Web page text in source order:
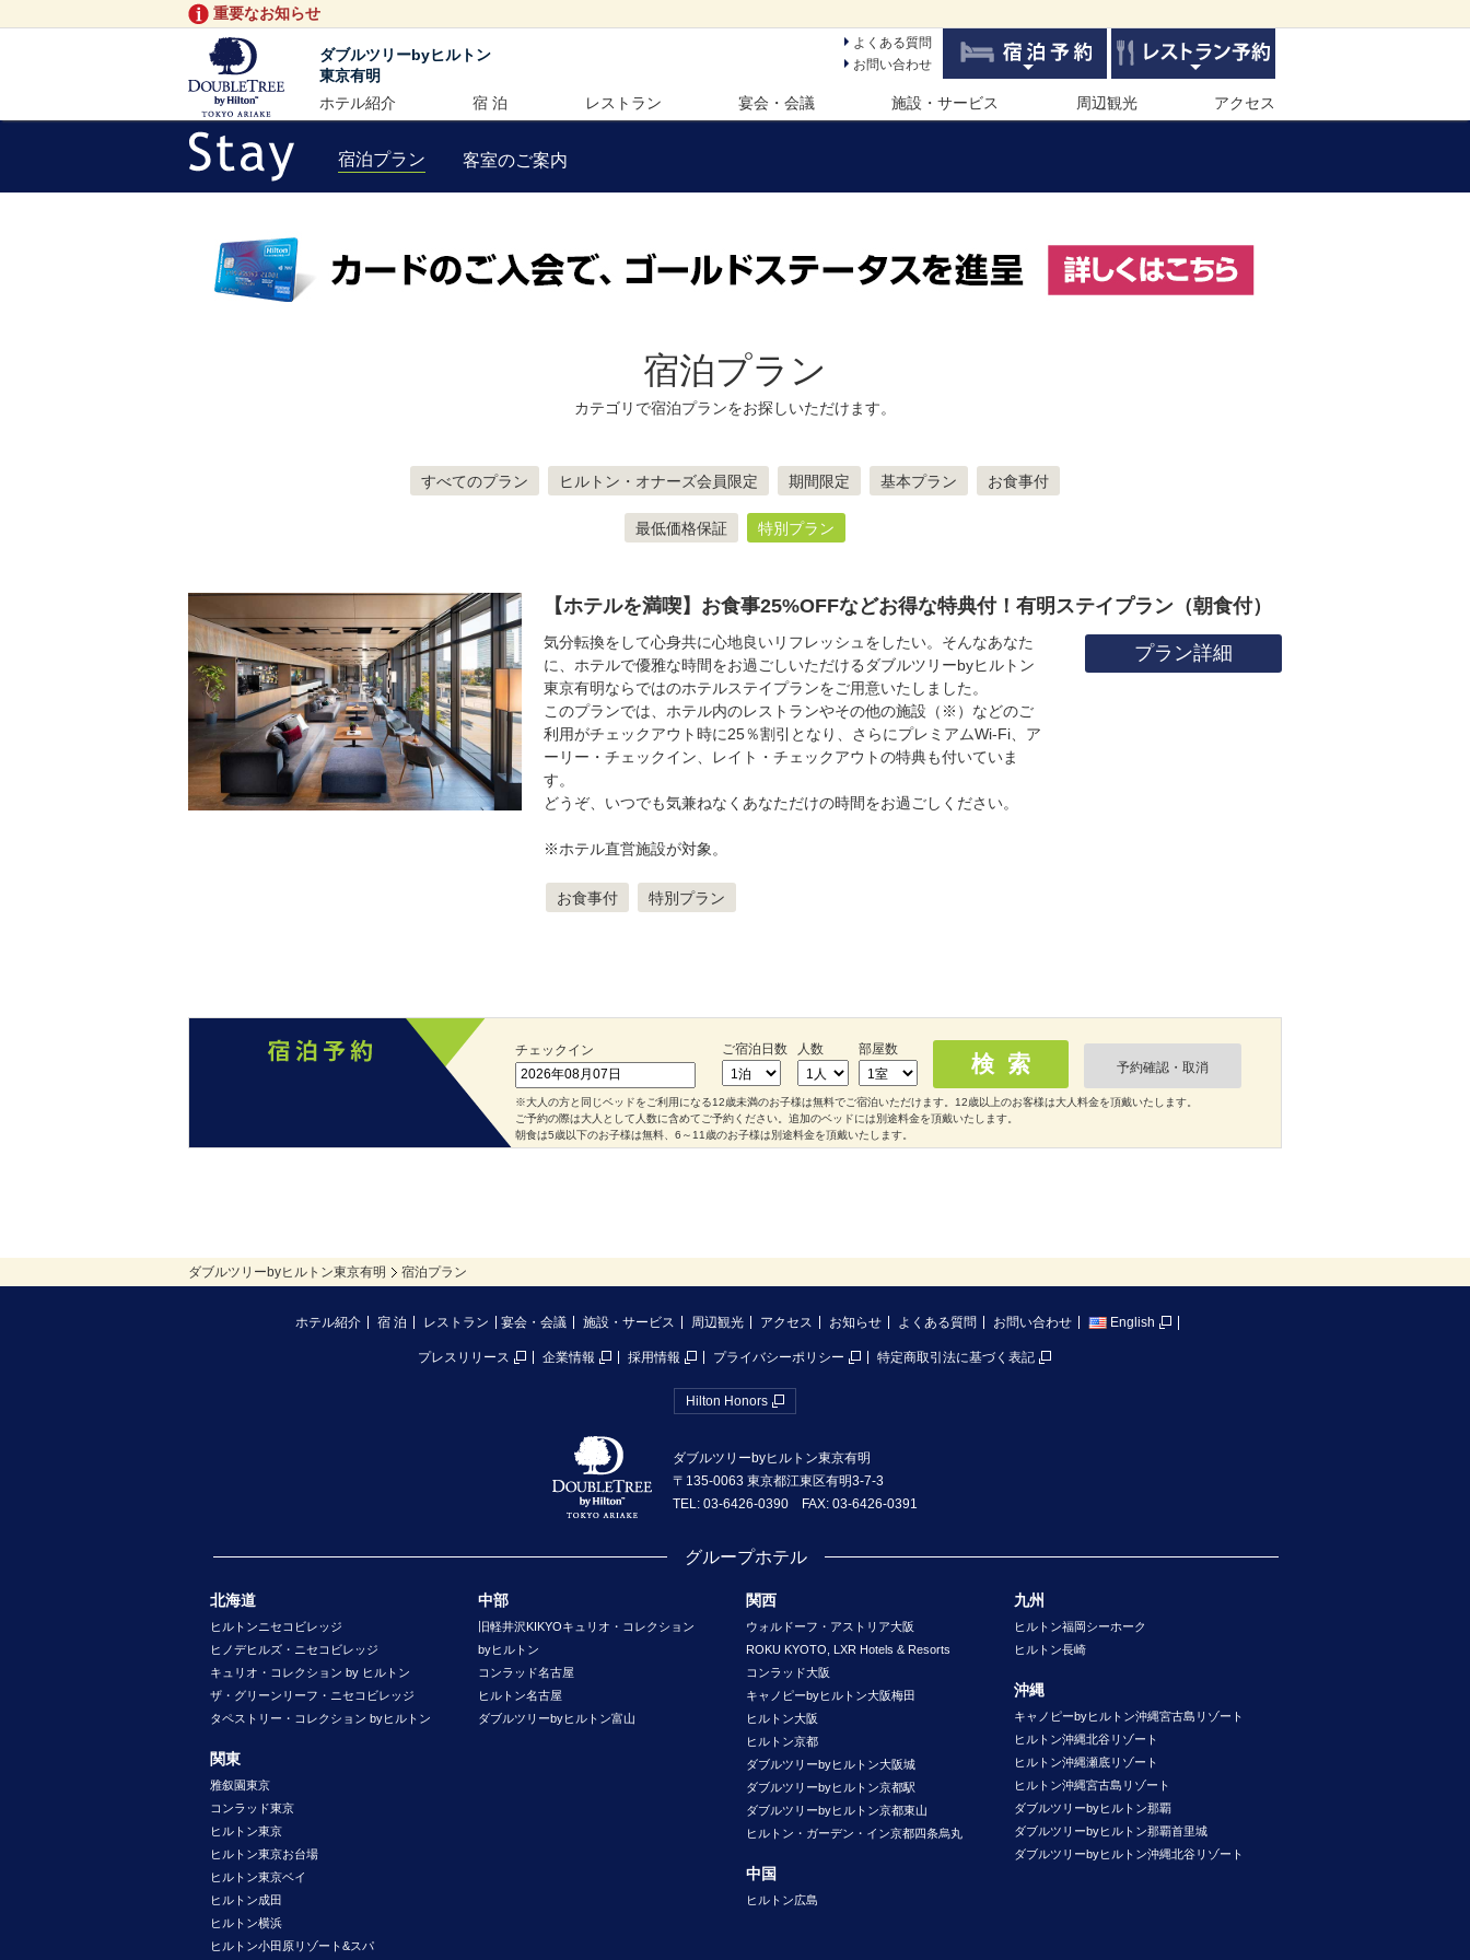
重要なお知らせ
ダブルツリーbyヒルトン
東京有明
よくある質問
お問い合わせ
ホテル紹介 宿 泊 レストラン 宴会・会議 施設・サービス 周辺観光 アクセス
宿泊プラン 客室のご案内
宿泊プラン
カテゴリで宿泊プランをお探しいただけます。
すべてのプラン ヒルトン・オナーズ会員限定 期間限定 基本プラン お食事付
最低価格保証 特別プラン
【ホテルを満喫】お食事25%OFFなどお得な特典付！有明ステイプラン（朝食付）
気分転換をして心身共に心地良いリフレッシュをしたい。そんなあなた
に、ホテルで優雅な時間をお過ごしいただけるダブルツリーbyヒルトン
東京有明ならではのホテルステイプランをご用意いたしました。
このプランでは、ホテル内のレストランやその他の施設（※）などのご
利用がチェックアウト時に25％割引となり、さらにプレミアムWi-Fi、ア
ーリー・チェックイン、レイト・チェックアウトの特典も付いていま
す。
どうぞ、いつでも気兼ねなくあなただけの時間をお過ごしください。
※ホテル直営施設が対象。
お食事付 特別プラン
プラン詳細
チェックイン ご宿泊日数 人数
部屋数
予約確認・取消
※大人の方と同じベッドをご利用になる12歳未満のお子様は無料でご宿泊いただけます。12歳以上のお客様は大人料金を頂戴いたします。
ご予約の際は大人として人数に含めてご予約ください。追加のベッドには別途料金を頂戴いたします。
朝食は5歳以下のお子様は無料、6～11歳のお子様は別途料金を頂戴いたします。
ダブルツリーbyヒルトン東京有明 宿泊プラン
ホテル紹介 宿 泊 レストラン 宴会・会議 施設・サービス 周辺観光 アクセス お知らせ よくある質問 お問い合わせ English
プレスリリース 企業情報 採用情報 プライバシーポリシー 特定商取引法に基づく表記
Hilton Honors
ダブルツリーbyヒルトン東京有明
〒135-0063 東京都江東区有明3-7-3
TEL: 03-6426-0390 FAX: 03-6426-0391
グループホテル
北海道
ヒルトンニセコビレッジ
ヒノデヒルズ・ニセコビレッジ
キュリオ・コレクション by ヒルトン
ザ・グリーンリーフ・ニセコビレッジ
タペストリー・コレクション byヒルトン
関東
雅叙園東京
コンラッド東京
ヒルトン東京
ヒルトン東京お台場
ヒルトン東京ベイ
ヒルトン成田
ヒルトン横浜
ヒルトン小田原リゾート&スパ
中部
旧軽井沢KIKYOキュリオ・コレクション
byヒルトン
コンラッド名古屋
ヒルトン名古屋
ダブルツリーbyヒルトン富山
関西
ウォルドーフ・アストリア大阪
ROKU KYOTO, LXR Hotels & Resorts
コンラッド大阪
キャノピーbyヒルトン大阪梅田
ヒルトン大阪
ヒルトン京都
ダブルツリーbyヒルトン大阪城
ダブルツリーbyヒルトン京都駅
ダブルツリーbyヒルトン京都東山
ヒルトン・ガーデン・イン京都四条烏丸
中国
ヒルトン広島
九州
ヒルトン福岡シーホーク
ヒルトン長崎
沖縄
キャノピーbyヒルトン沖縄宮古島リゾート
ヒルトン沖縄北谷リゾート
ヒルトン沖縄瀬底リゾート
ヒルトン沖縄宮古島リゾート
ダブルツリーbyヒルトン那覇
ダブルツリーbyヒルトン那覇首里城
ダブルツリーbyヒルトン沖縄北谷リゾート